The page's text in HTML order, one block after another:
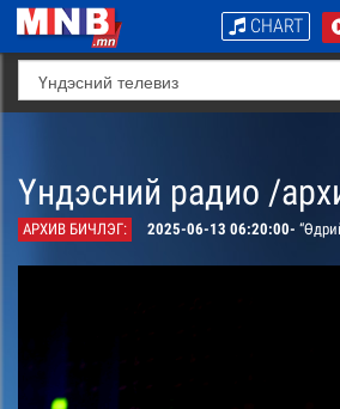
CHART
Үндэсний радио /
АРХИВ БИЧЛЭГ: 2025-06-13 06:20:00-